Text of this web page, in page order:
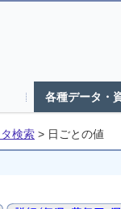
各種データ・
検索 > 日ごとの値